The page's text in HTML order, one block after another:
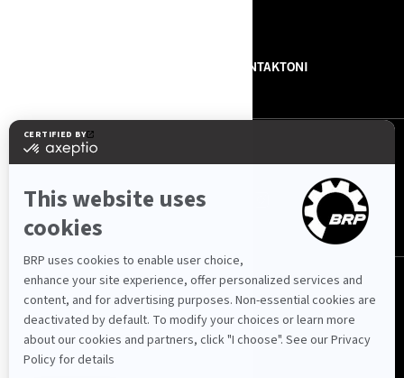
NA KONTAKTONI